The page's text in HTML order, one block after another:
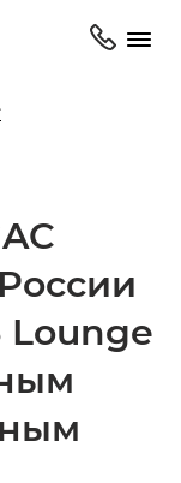
Lounge